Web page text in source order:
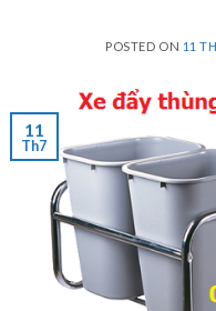
POSTED ON 11
11
Th7